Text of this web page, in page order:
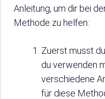
Anleitung, um dir bei
Methode zu helfen:
Zuerst musst
du verwenden
verschiedene
für diese